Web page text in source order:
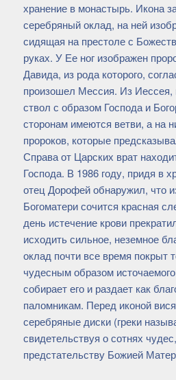
хранение в монастырь. Икона
серебряный оклад, на ней
сидящая на престоле с
руках. У Ее ног изображен
Давида, из рода которого,
произошел Мессия. Из Иессея,
ствол с образом Господа и
сторонам имеются ветви, а на
пророков, которые
Справа от Царских врат
Господа. В 1986 году, придя в
отец Дорофей обнаружил, что
Богоматери сочится красная
день истечение крови
исходить сильное, неземное
оклад почти все время покрыт
чудесным образом
собирает его и раздает как
паломникам. Перед иконой
серебряные диски (греки
свидетельствуя о сотнях
предстательству Божией